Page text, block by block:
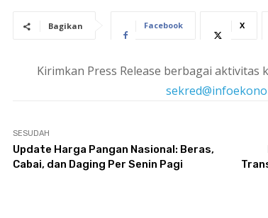
Bagikan Facebook X
Kirimkan Press Release berbagai aktivitas
SESUDAH
Update Harga Pangan Nasional: Beras,
Cabai, dan Daging Per Senin Pagi